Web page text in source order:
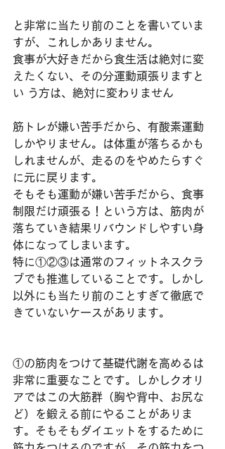
と非常に当たり前のことを書いていま
すが、これしかありません。
食事が大好きだから食生活は絶対に変
えたくない、その分運動頑張りますと
い う方は、絶対に変わりません
筋トレが嫌い苦手だから、有酸素運動
しかやりません。は体重が落ちるかも
しれませんが、走るのをやめたらすぐ
に元に戻ります。
そもそも運動が嫌い苦手だから、食事
制限だけ頑張る！という方は、筋肉が
落ちていき結果リバウンドしやすい身
体になってしまいます。
特に①②③は通常のフィットネスクラ
ブでも推進していることです。しかし
以外にも当たり前のことすぎて徹底で
きていないケースがあります。
①の筋肉をつけて基礎代謝を高めるは
非常に重要なことです。しかしクオリ
アではこの大筋群（胸や背中、お尻な
ど）を鍛える前にやることがありま
す。そもそもダイエットをするために